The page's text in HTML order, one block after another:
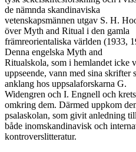
de nämnda skandinaviska
vetenskapsmännen utgav S. H.
över Myth and Ritual i den gamla
främreorientaliska världen (1933,
Denna engelska Myth and
Ritualskola, som i hemlandet icke
uppseende, vann med sina skrifter
anklang hos uppsalaforskarna G.
Widengren och I. Engnell och
omkring dem. Därmed uppkom
psalaskolan, som givit anledning
både inomskandinavisk och
kontroverslitteratur.